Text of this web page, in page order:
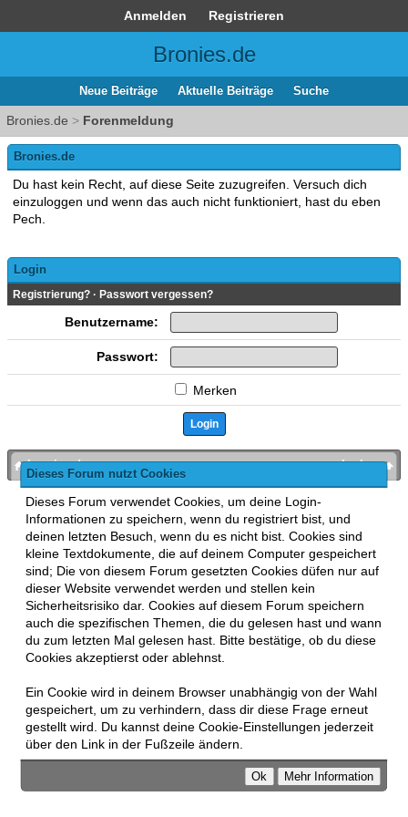
Anmelden Registrieren
Bronies.de
Neue Beiträge Aktuelle Beiträge Suche
Bronies.de > Forenmeldung
Dieses Forum nutzt Cookies
Dieses Forum verwendet Cookies, um deine Login-
Informationen zu speichern, wenn du registriert bist, und
deinen letzten Besuch, wenn du es nicht bist. Cookies sind
kleine Textdokumente, die auf deinem Computer gespeichert
sind; Die von diesem Forum gesetzten Cookies düfen nur auf
dieser Website verwendet werden und stellen kein
Sicherheitsrisiko dar. Cookies auf diesem Forum speichern
auch die spezifischen Themen, die du gelesen hast und wann
du zum letzten Mal gelesen hast. Bitte bestätige, ob du diese
Cookies akzeptierst oder ablehnst.
Ein Cookie wird in deinem Browser unabhängig von der Wahl
gespeichert, um zu verhindern, dass dir diese Frage erneut
gestellt wird. Du kannst deine Cookie-Einstellungen jederzeit
über den Link in der Fußzeile ändern.
Bronies.de
Du hast kein Recht, auf diese Seite zuzugreifen. Versuch dich
einzuloggen und wenn das auch nicht funktioniert, hast du eben
Pech.
Login
Registrierung? · Passwort vergessen?
Benutzername:
Passwort:
Merken
nach oben
bronies.de
MyBB , mobile Fassung: MyBB GoMobile
Zur Desktop-Version wechseln
This forum usesLukasz TkaczMyBB addons.